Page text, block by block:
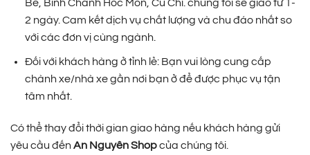
Bè, Bình Chánh Hóc Môn, Củ Chi. chúng tôi sẽ giao từ 1-
2 ngày. Cam kết dịch vụ chất lượng và chu đáo nhất so
với các đơn vị cùng ngành.
Đối với khách hàng ở tỉnh lẻ: Bạn vui lòng cung cấp
chành xe/nhà xe gần nơi bạn ở để được phục vụ tận
tâm nhất.
Có thể thay đổi thời gian giao hàng nếu khách hàng gửi
yêu cầu đến An Nguyên Shopcủa chúng tôi.